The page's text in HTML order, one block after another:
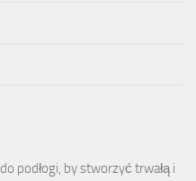
podłogi, by stworzyć trwałą i